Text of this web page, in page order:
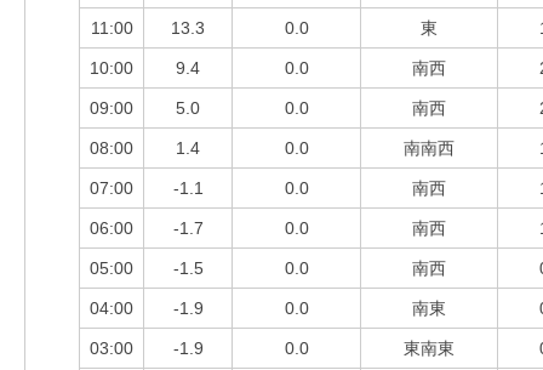
11:00 13.3 0.0 東
10:00 9.4 0.0 南西
09:00 5.0 0.0 南西
08:00 1.4 0.0 南南西
07:00 -1.1 0.0 南西
06:00 -1.7 0.0 南西
05:00 -1.5 0.0 南西
04:00 -1.9 0.0 南東
03:00 -1.9 0.0 東南東